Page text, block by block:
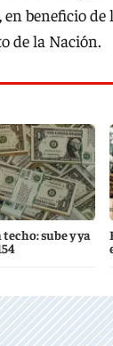
beneficio de
de la Nación.
sube y ya